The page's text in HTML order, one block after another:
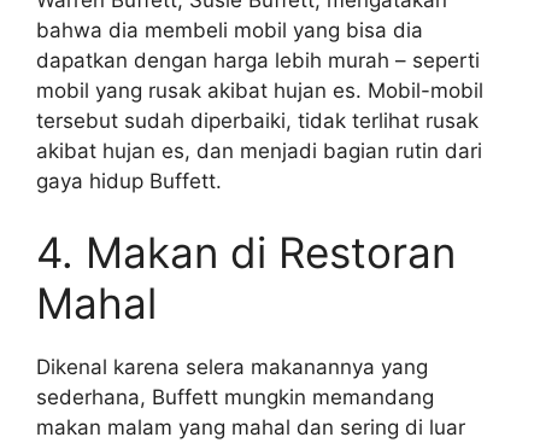
bahwa dia membeli mobil yang bisa dia
dapatkan dengan harga lebih murah – seperti
mobil yang rusak akibat hujan es. Mobil-mobil
tersebut sudah diperbaiki, tidak terlihat rusak
akibat hujan es, dan menjadi bagian rutin dari
gaya hidup Buffett.
4. Makan di Restoran
Mahal
Dikenal karena selera makanannya yang
sederhana, Buffett mungkin memandang
makan malam yang mahal dan sering di luar